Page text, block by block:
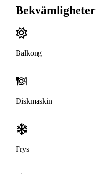
Bekvämligheter
Balkong
Diskmaskin
Frys